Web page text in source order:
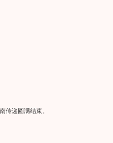
递圆满结束。